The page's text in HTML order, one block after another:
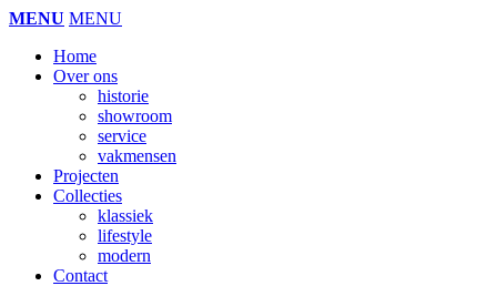
MENU MENU
Home
Over ons
historie
showroom
service
vakmensen
Projecten
Collecties
klassiek
lifestyle
modern
Contact